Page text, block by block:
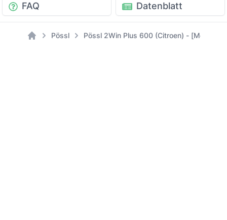
FAQ Datenblatt
Pössl Pössl 2Win Plus 600 (Citroen) - [Modell: